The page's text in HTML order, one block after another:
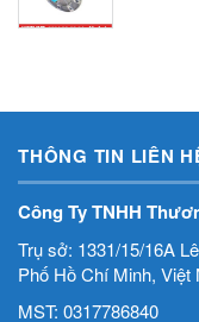
THÔNG TIN LIÊN
Công Ty TNHH
Trụ sở: 1331/15/16A
Phố Hồ Chí Minh, Việt
MST: 0317786840